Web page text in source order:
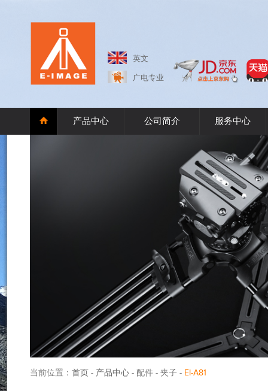
英文
广电专业
产品中心 公司简介 服务中心
当前位置： 首页 - 产品中心 - 配件 - 夹子 - EI-A81